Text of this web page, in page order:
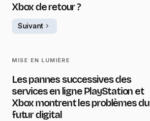
Xbox de retour ?
Suivant
MISE EN LUMIÈRE
Les pannes successives des
services en ligne PlayStation et
Xbox montrent les problèmes du
futur digital